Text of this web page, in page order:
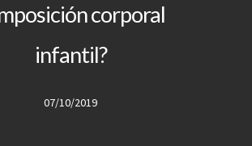
corporal
infantil?
07/10/2019